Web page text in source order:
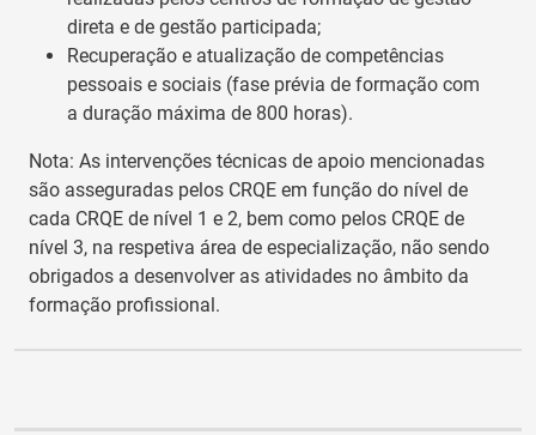
direta e de gestão participada;
Recuperação e atualização de competências
pessoais e sociais (fase prévia de formação com
a duração máxima de 800 horas).
Nota: As intervenções técnicas de apoio mencionadas
são asseguradas pelos CRQE em função do nível de
cada CRQE de nível 1 e 2, bem como pelos CRQE de
nível 3, na respetiva área de especialização, não sendo
obrigados a desenvolver as atividades no âmbito da
formação profissional.